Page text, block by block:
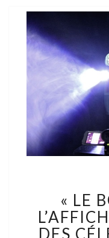
« LE
DES